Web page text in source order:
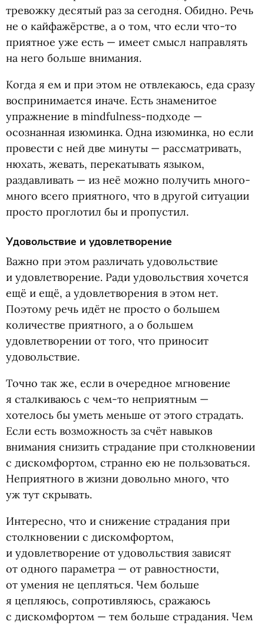
тревожку десятый раз за сегодня. Обидно. Речь
не о кайфажёрстве, а о том, что если что-то
приятное уже есть — имеет смысл направлять
на него больше внимания.
Когда я ем и при этом не отвлекаюсь, еда сразу
воспринимается иначе. Есть знаменитое
упражнение в mindfulness-подходе —
осознанная изюминка. Одна изюминка, но если
провести с ней две минуты — рассматривать,
нюхать, жевать, перекатывать языком,
раздавливать — из неё можно получить много-
много всего приятного, что в другой ситуации
просто проглотил бы и пропустил.
Удовольствие и удовлетворение
Важно при этом различать удовольствие
и удовлетворение. Ради удовольствия хочется
ещё и ещё, а удовлетворения в этом нет.
Поэтому речь идёт не просто о большем
количестве приятного, а о большем
удовлетворении от того, что приносит
удовольствие.
Точно так же, если в очередное мгновение
я сталкиваюсь с чем-то неприятным —
хотелось бы уметь меньше от этого страдать.
Если есть возможность за счёт навыков
внимания снизить страдание при столкновении
с дискомфортом, странно ею не пользоваться.
Неприятного в жизни довольно много, что
уж тут скрывать.
Интересно, что и снижение страдания при
столкновении с дискомфортом,
и удовлетворение от удовольствия зависят
от одного параметра — от равностности,
от умения не цепляться. Чем больше
я цепляюсь, сопротивляюсь, сражаюсь
с дискомфортом — тем больше страдания. Чем